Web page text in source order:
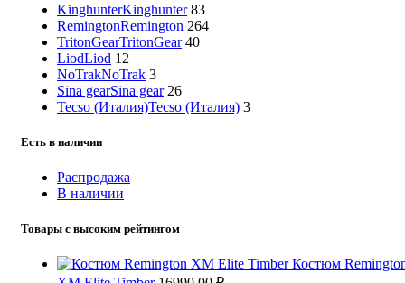
KinghunterKinghunter 83
RemingtonRemington 264
TritonGearTritonGear 40
LiodLiod 12
NoTrakNoTrak 3
Sina gearSina gear 26
Tecso (Италия)Tecso (Италия) 3
Есть в наличии
Распродажа
В наличии
Товары с высоким рейтингом
Костюм